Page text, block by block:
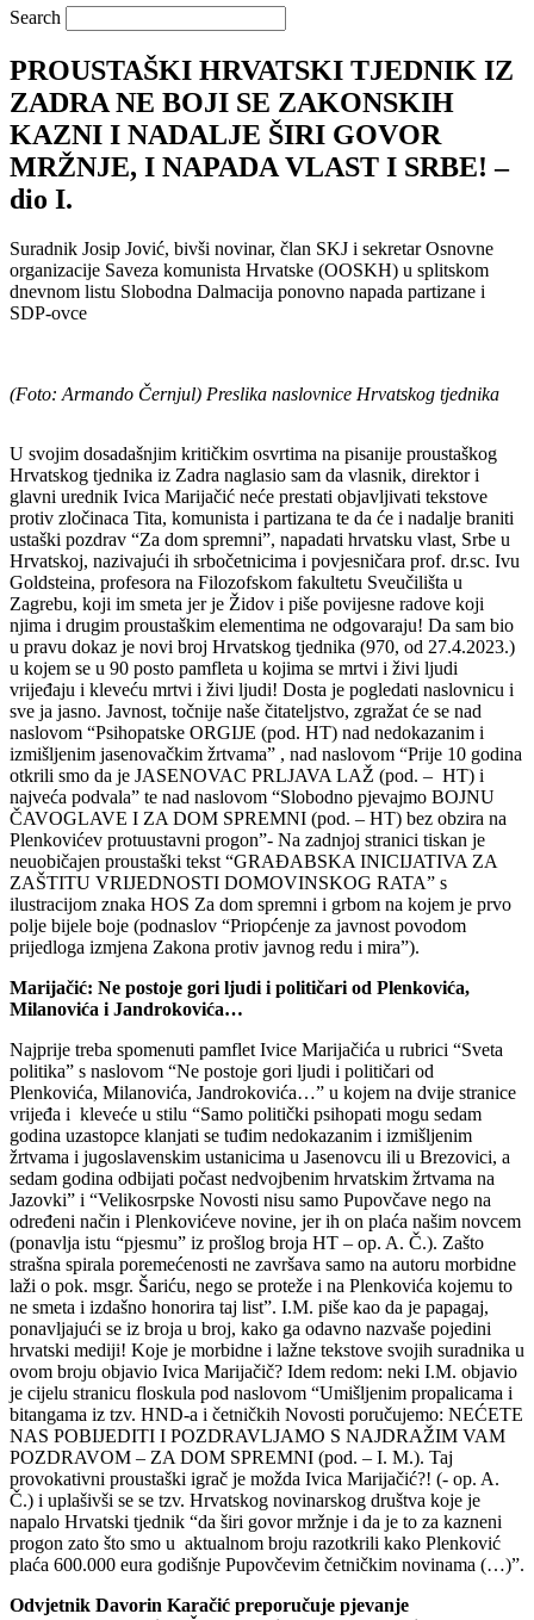
Search
PROUSTAŠKI HRVATSKI TJEDNIK IZ
ZADRA NE BOJI SE ZAKONSKIH
KAZNI I NADALJE ŠIRI GOVOR
MRŽNJE, I NAPADA VLAST I SRBE! –
dio I.
Suradnik Josip Jović, bivši novinar, član SKJ i sekretar Osnovne
organizacije Saveza komunista Hrvatske (OOSKH) u splitskom
dnevnom listu Slobodna Dalmacija ponovno napada partizane i
SDP-ovce
(Foto: Armando Černjul) Preslika naslovnice Hrvatskog tjednika
U svojim dosadašnjim kritičkim osvrtima na pisanije proustaškog
Hrvatskog tjednika iz Zadra naglasio sam da vlasnik, direktor i
glavni urednik Ivica Marijačić neće prestati objavljivati tekstove
protiv zločinaca Tita, komunista i partizana te da će i nadalje braniti
ustaški pozdrav “Za dom spremni”, napadati hrvatsku vlast, Srbe u
Hrvatskoj, nazivajući ih srbočetnicima i povjesničara prof. dr.sc. Ivu
Goldsteina, profesora na Filozofskom fakultetu Sveučilišta u
Zagrebu, koji im smeta jer je Židov i piše povijesne radove koji
njima i drugim proustaškim elementima ne odgovaraju! Da sam bio
u pravu dokaz je novi broj Hrvatskog tjednika (970, od 27.4.2023.)
u kojem se u 90 posto pamfleta u kojima se mrtvi i živi ljudi
vrijeđaju i kleveću mrtvi i živi ljudi! Dosta je pogledati naslovnicu i
sve ja jasno. Javnost, točnije naše čitateljstvo, zgražat će se nad
naslovom “Psihopatske ORGIJE (pod. HT) nad nedokazanim i
izmišljenim jasenovačkim žrtvama” , nad naslovom “Prije 10 godina
otkrili smo da je JASENOVAC PRLJAVA LAŽ (pod. – HT) i
najveća podvala” te nad naslovom “Slobodno pjevajmo BOJNU
ČAVOGLAVE I ZA DOM SPREMNI (pod. – HT) bez obzira na
Plenkovićev protuustavni progon”- Na zadnjoj stranici tiskan je
neuobičajen proustaški tekst “GRAĐABSKA INICIJATIVA ZA
ZAŠTITU VRIJEDNOSTI DOMOVINSKOG RATA” s
ilustracijom znaka HOS Za dom spremni i grbom na kojem je prvo
polje bijele boje (podnaslov “Priopćenje za javnost povodom
prijedloga izmjena Zakona protiv javnog redu i mira”).
Marijačić: Ne postoje gori ljudi i političari od Plenkovića,
Milanovića i Jandrokovića…
Najprije treba spomenuti pamflet Ivice Marijačića u rubrici “Sveta
politika” s naslovom “Ne postoje gori ljudi i političari od
Plenkovića, Milanovića, Jandrokovića…” u kojem na dvije stranice
vrijeđa i kleveće u stilu “Samo politički psihopati mogu sedam
godina uzastopce klanjati se tuđim nedokazanim i izmišljenim
žrtvama i jugoslavenskim ustanicima u Jasenovcu ili u Brezovici, a
sedam godina odbijati počast nedvojbenim hrvatskim žrtvama na
Jazovki” i “Velikosrpske Novosti nisu samo Pupovčave nego na
određeni način i Plenkovićeve novine, jer ih on plaća našim novcem
(ponavlja istu “pjesmu” iz prošlog broja HT – op. A. Č.). Zašto
strašna spirala poremećenosti ne završava samo na autoru morbidne
laži o pok. msgr. Šariću, nego se proteže i na Plenkovića kojemu to
ne smeta i izdašno honorira taj list”. I.M. piše kao da je papagaj,
ponavljajući se iz broja u broj, kako ga odavno nazvaše pojedini
hrvatski mediji! Koje je morbidne i lažne tekstove svojih suradnika u
ovom broju objavio Ivica Marijačič? Idem redom: neki I.M. objavio
je cijelu stranicu floskula pod naslovom “Umišljenim propalicama i
bitangama iz tzv. HND-a i četničkih Novosti poručujemo: NEĆETE
NAS POBIJEDITI I POZDRAVLJAMO S NAJDRAŽIM VAM
POZDRAVOM – ZA DOM SPREMNI (pod. – I. M.). Taj
provokativni proustaški igrač je možda Ivica Marijačić?! (- op. A.
Č.) i uplašivši se se tzv. Hrvatskog novinarskog društva koje je
napalo Hrvatski tjednik “da širi govor mržnje i da je to za kazneni
progon zato što smo u aktualnom broju razotkrili kako Plenković
plaća 600.000 eura godišnje Pupovčevim četničkim novinama (…)”.
Odvjetnik Davorin Karačić preporučuje pjevanje